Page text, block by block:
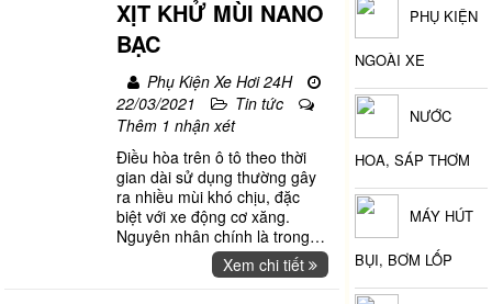
XỊT KHỬ MÙI NANO
BẠC
Phụ Kiện Xe Hơi 24H
22/03/2021
Tin tức
Thêm 1 nhận xét
Điều hòa trên ô tô theo thời
gian dài sử dụng thường gây
ra nhiều mùi khó chịu, đặc
biệt với xe động cơ xăng.
Nguyên nhân chính là trong…
Xem chi tiết
PHỤ KIỆN
NGOÀI XE
NƯỚC
HOA, SÁP THƠM
MÁY HÚT
BỤI, BƠM LỐP